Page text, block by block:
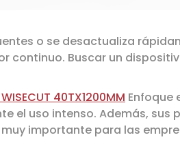
o se desactualiza
Buscar un
40TX1200MM Enfoque
el uso intenso. Además,
importante para las